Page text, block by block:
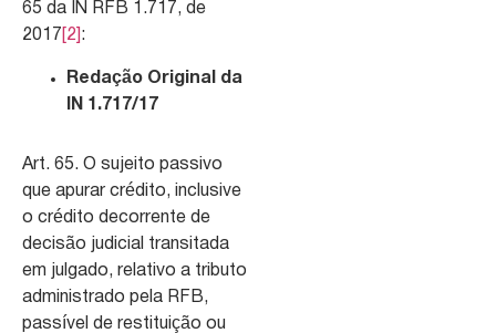
65 da IN RFB 1.717, de
2017 [2] :
Redação Original da
IN 1.717/17
Art. 65. O sujeito passivo
que apurar crédito, inclusive
o crédito decorrente de
decisão judicial transitada
em julgado, relativo a tributo
administrado pela RFB,
passível de restituição ou